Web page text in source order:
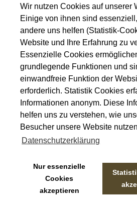
Wir nutzen Cookies auf unserer
Einige von ihnen sind
andere uns helfen (Statistik-
Website und Ihre Erfahrung zu
Essenzielle Cookies
grundlegende Funktionen und
einwandfreie Funktion der
erforderlich. Statistik Cookies
Informationen anonym. Diese
helfen uns zu verstehen, wie
Besucher unsere Website
Datenschutzerklärung
Nur essenzielle
Cookies
akzeptieren
Montag
Nach Absprache!
Dienstag
Nach Absprache!
Mittwoch
Nach Absprache!
Donnerstag
16:00 - 18:30
Freitag
16:00 - 18:30
Samstag
13:00 - 16:00
Informationen
Unsere Partner
Datenschutzerklärung
Impressum
Wir treten für einen
Weingut Kistenmacher & Hengerer
Eugen-Nägele-Straße 23-25,
info@kistenmacher-hengerer.de